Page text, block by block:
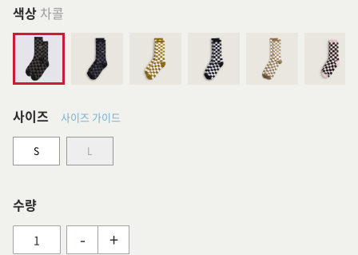
색상 차콜
사이즈 사이즈 가이드
S L
수량
- +